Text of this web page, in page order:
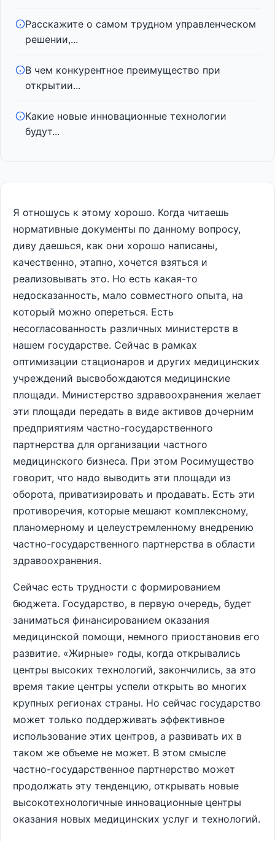
Расскажите о самом трудном управленческом
решении,...
В чем конкурентное преимущество при
открытии...
Какие новые инновационные технологии
будут...
Я отношусь к этому хорошо. Когда читаешь
нормативные документы по данному вопросу,
диву даешься, как они хорошо написаны,
качественно, этапно, хочется взяться и
реализовывать это. Но есть какая-то
недосказанность, мало совместного опыта, на
который можно опереться. Есть
несогласованность различных министерств в
нашем государстве. Сейчас в рамках
оптимизации стационаров и других медицинских
учреждений высвобождаются медицинские
площади. Министерство здравоохранения желает
эти площади передать в виде активов дочерним
предприятиям частно-государственного
партнерства для организации частного
медицинского бизнеса. При этом Росимущество
говорит, что надо выводить эти площади из
оборота, приватизировать и продавать. Есть эти
противоречия, которые мешают комплексному,
планомерному и целеустремленному внедрению
частно-государственного партнерства в области
здравоохранения.
Сейчас есть трудности с формированием
бюджета. Государство, в первую очередь, будет
заниматься финансированием оказания
медицинской помощи, немного приостановив его
развитие. «Жирные» годы, когда открывались
центры высоких технологий, закончились, за это
время такие центры успели открыть во многих
крупных регионах страны. Но сейчас государство
может только поддерживать эффективное
использование этих центров, а развивать их в
таком же объеме не может. В этом смысле
частно-государственное партнерство может
продолжать эту тенденцию, открывать новые
высокотехнологичные инновационные центры
оказания новых медицинских услуг и технологий.